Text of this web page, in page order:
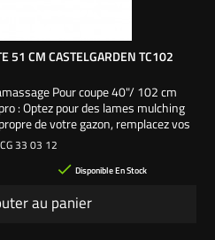
51 CM CASTELGARDEN TC102
Pour coupe 40"/ 102 cm
: Optez pour des lames mulching
de votre gazon, remplacez vos
mulching même sans obturateur.
de la lame....
CG 33 03 12
 Disponible En Stock
au panier